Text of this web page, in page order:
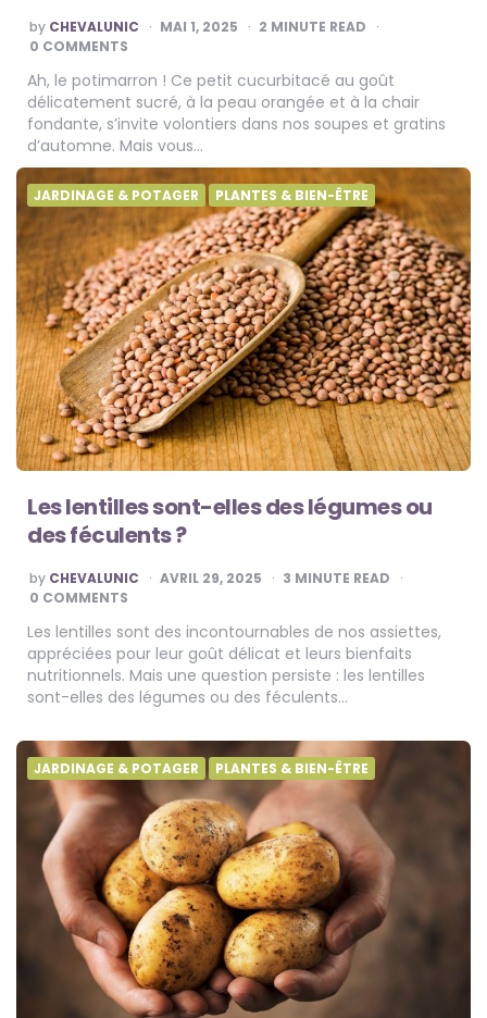
POSTED
BY
by CHEVALUNIC MAI 1, 2025 2 MINUTE READ
0 COMMENTS
Ah, le potimarron ! Ce petit cucurbitacé au goût
délicatement sucré, à la peau orangée et à la chair
fondante, s’invite volontiers dans nos soupes et gratins
d’automne. Mais vous…
JARDINAGE & POTAGER PLANTES & BIEN-ÊTRE
Les lentilles sont-elles des légumes ou
des féculents ?
POSTED
BY
by CHEVALUNIC AVRIL 29, 2025 3 MINUTE READ
0 COMMENTS
Les lentilles sont des incontournables de nos assiettes,
appréciées pour leur goût délicat et leurs bienfaits
nutritionnels. Mais une question persiste : les lentilles
sont-elles des légumes ou des féculents…
JARDINAGE & POTAGER PLANTES & BIEN-ÊTRE